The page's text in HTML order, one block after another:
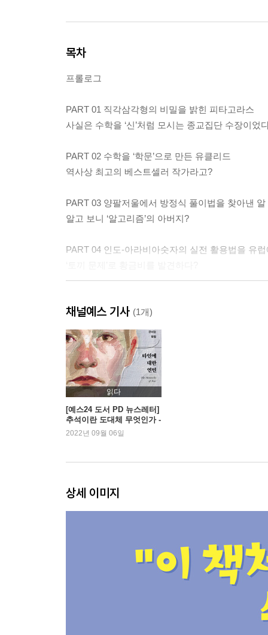
목차
프롤로그
PART 01 직각삼각형의 비밀을 밝힌 피타고라스
사실은 수학을 ‘신’처럼 모시는 종교집단 수장이었
PART 02 수학을 ‘학문’으로 만든 유클리드
역사상 최고의 베스트셀러 작가라고?
PART 03 양팔저울에서 방정식 풀이법을 찾아낸
알고 보니 ‘알고리즘’의 아버지?
PART 04 인도-아라비아숫자의 실전 활용법을 유
다빈치와 만나 희대의 걸작을 완성시키다!
PART 06 게으른 천재, 데카르트
그 덕분에 아인슈타인의 상대성이론이 나올 수 있
PART 07 프로를 이긴 아마추어 수학자, 페르마
‘세상에서 가장 까다로운 수학 문제’로 기네스북에
PART 08 미적분과 2진법을 만든 라이프니츠
실명한 후 더 많은 논문을 발표했다고?
엄청난 완벽주의자였다고?
PART 11 무한으로 가는 길을 연 사람, 칸토어
세상의 비난을 견디지 못하고 정신병원에 입원했다
채널예스 기사 (1개)
읽다
[예스24 도서 PD 뉴스레터]
추석이란 도대체 무엇인가 -
『타인에 대한 연민』 외
2022년 09월 06일
상세 이미지